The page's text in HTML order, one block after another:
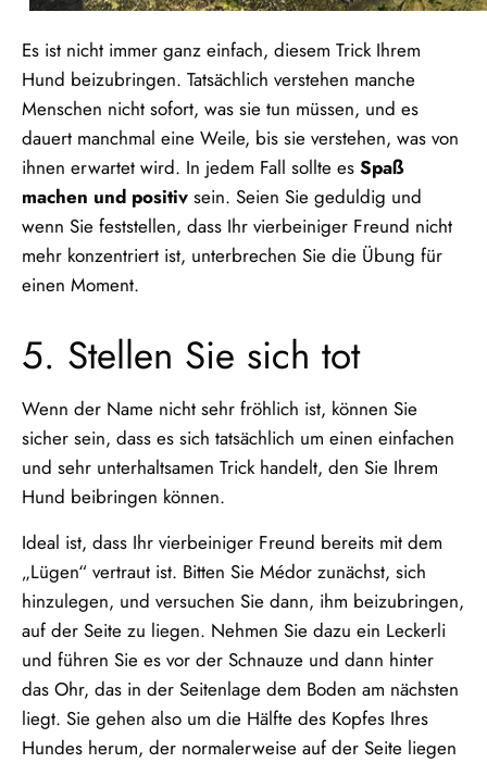
Es ist nicht immer ganz einfach, diesem Trick Ihrem
Hund beizubringen. Tatsächlich verstehen manche
Menschen nicht sofort, was sie tun müssen, und es
dauert manchmal eine Weile, bis sie verstehen, was von
ihnen erwartet wird. In jedem Fall sollte es Spaß
machen und positiv sein. Seien Sie geduldig und
wenn Sie feststellen, dass Ihr vierbeiniger Freund nicht
mehr konzentriert ist, unterbrechen Sie die Übung für
einen Moment.
5. Stellen Sie sich tot
Wenn der Name nicht sehr fröhlich ist, können Sie
sicher sein, dass es sich tatsächlich um einen einfachen
und sehr unterhaltsamen Trick handelt, den Sie Ihrem
Hund beibringen können.
Ideal ist, dass Ihr vierbeiniger Freund bereits mit dem
„Lügen“ vertraut ist. Bitten Sie Médor zunächst, sich
hinzulegen, und versuchen Sie dann, ihm beizubringen,
auf der Seite zu liegen. Nehmen Sie dazu ein Leckerli
und führen Sie es vor der Schnauze und dann hinter
das Ohr, das in der Seitenlage dem Boden am nächsten
liegt. Sie gehen also um die Hälfte des Kopfes Ihres
Hundes herum, der normalerweise auf der Seite liegen